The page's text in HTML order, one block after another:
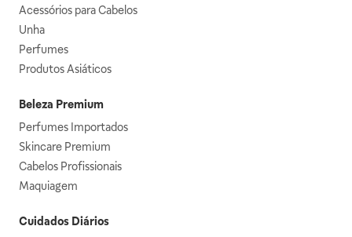
Acessórios para Cabelos
Unha
Perfumes
Produtos Asiáticos
Beleza Premium
Perfumes Importados
Skincare Premium
Cabelos Profissionais
Maquiagem
Cuidados Diários